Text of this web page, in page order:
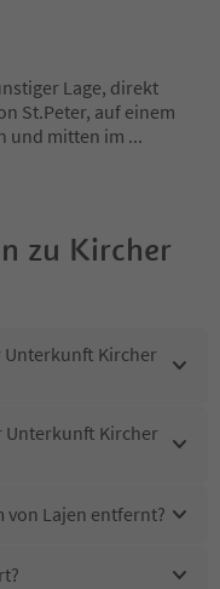
Lage, direkt
St.Peter, auf einem
und mitten im ...
zu Kircher
Unterkunft Kircher
Unterkunft Kircher
von Lajen entfernt?